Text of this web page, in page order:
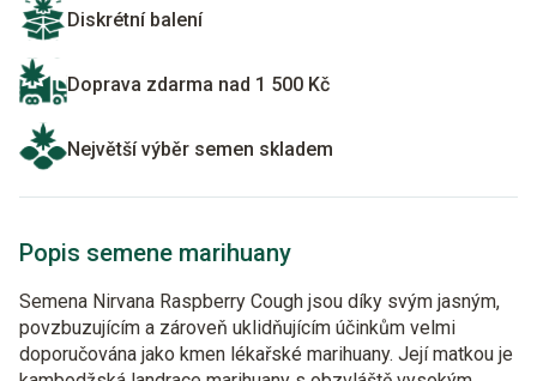
Diskrétní balení
Doprava zdarma nad 1 500 Kč
Největší výběr semen skladem
Popis semene marihuany
Semena Nirvana Raspberry Cough jsou díky svým jasným,
povzbuzujícím a zároveň uklidňujícím účinkům velmi
doporučována jako kmen lékařské marihuany. Její matkou je